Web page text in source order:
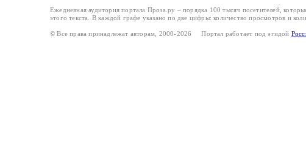
Ежедневная аудитория портала Проза.ру – порядка 100 тысяч посетителей,
этого текста. В каждой графе указано по две цифры: количество просмотров и
© Все права принадлежат авторам, 2000-2026 Портал работает под эгидой